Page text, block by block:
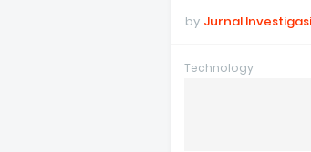
by Jurnal
Technology